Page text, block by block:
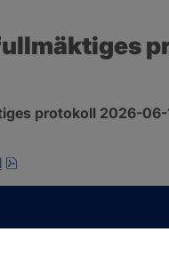
protokoll 2026-06-